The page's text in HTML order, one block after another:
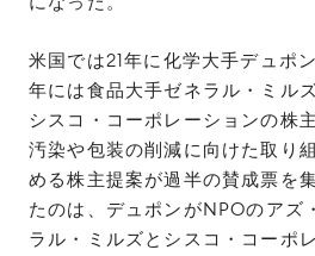
米国では21年に化学大手デュポ
年には食品大手ゼネラル・ミル
シスコ・コーポレーションの株
汚染や包装の削減に向けた取り
める株主提案が過半の賛成票を
たのは、デュポンがNPOのアズ
ラル・ミルズとシスコ・コーポ